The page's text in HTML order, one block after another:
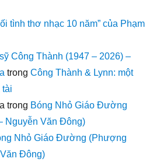
tình thơ nhạc 10 năm” của Phạm
Công Thành (1947 – 2026) –
trongCông Thành & Lynn: một
tài
trong Bóng Nhỏ Giáo Đường
Nguyễn Văn Đông)
Nhỏ Giáo Đường (Phượng
Đông)